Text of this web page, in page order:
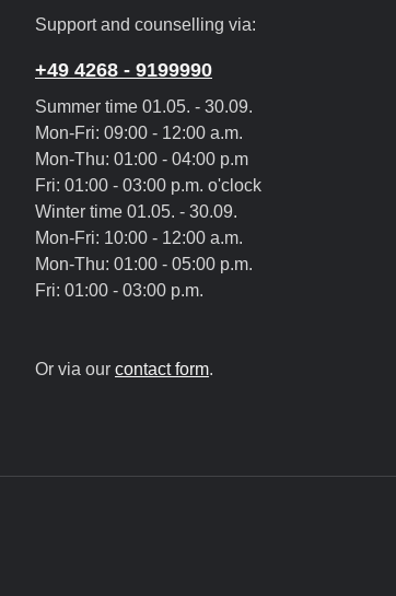
Support and counselling via:
+49 4268 - 9199990
Summer time 01.05. - 30.09.
Mon-Fri: 09:00 - 12:00 a.m.
Mon-Thu: 01:00 - 04:00 p.m
Fri: 01:00 - 03:00 p.m. o'clock
Winter time 01.05. - 30.09.
Mon-Fri: 10:00 - 12:00 a.m.
Mon-Thu: 01:00 - 05:00 p.m.
Fri: 01:00 - 03:00 p.m.
Or via our contact form.